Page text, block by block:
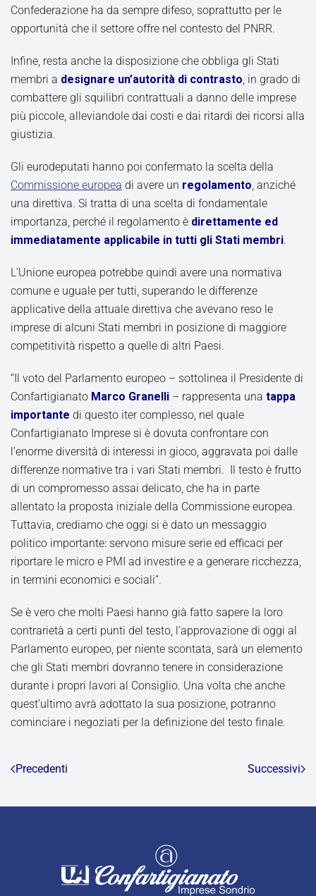
Confederazione ha da sempre difeso, soprattutto per le
opportunità che il settore offre nel contesto del PNRR.
Infine, resta anche la disposizione che obbliga gli Stati
membri a designare un’autorità di contrasto, in grado di
combattere gli squilibri contrattuali a danno delle imprese
più piccole, alleviandole dai costi e dai ritardi dei ricorsi alla
giustizia.
Gli eurodeputati hanno poi confermato la scelta della
Commissione europea di avere un regolamento, anziché
una direttiva. Si tratta di una scelta di fondamentale
importanza, perché il regolamento è direttamente ed
immediatamente applicabile in tutti gli Stati membri.
L’Unione europea potrebbe quindi avere una normativa
comune e uguale per tutti, superando le differenze
applicative della attuale direttiva che avevano reso le
imprese di alcuni Stati membri in posizione di maggiore
competitività rispetto a quelle di altri Paesi.
“Il voto del Parlamento europeo – sottolinea il Presidente di
Confartigianato Marco Granelli – rappresenta una tappa
importante di questo iter complesso, nel quale
Confartigianato Imprese si è dovuta confrontare con
l’enorme diversità di interessi in gioco, aggravata poi dalle
differenze normative tra i vari Stati membri. Il testo è frutto
di un compromesso assai delicato, che ha in parte
allentato la proposta iniziale della Commissione europea.
Tuttavia, crediamo che oggi si è dato un messaggio
politico importante: servono misure serie ed efficaci per
riportare le micro e PMI ad investire e a generare ricchezza,
in termini economici e sociali”.
Se è vero che molti Paesi hanno già fatto sapere la loro
contrarietà a certi punti del testo, l’approvazione di oggi al
Parlamento europeo, per niente scontata, sarà un elemento
che gli Stati membri dovranno tenere in considerazione
durante i propri lavori al Consiglio. Una volta che anche
quest’ultimo avrà adottato la sua posizione, potranno
cominciare i negoziati per la definizione del testo finale.
Precedenti Successivi